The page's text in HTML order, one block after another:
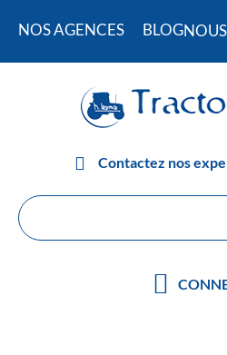
NOS AGENCES BLOG
Contactez nos